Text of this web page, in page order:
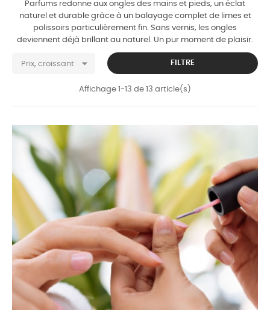
Parfums redonne aux ongles des mains et pieds, un éclat
naturel et durable grâce à un balayage complet de limes et
polissoirs particulièrement fin. Sans vernis, les ongles
deviennent déjà brillant au naturel. Un pur moment de plaisir.
Prix, croissant  FILTRE
Affichage 1-13 de 13 article(s)